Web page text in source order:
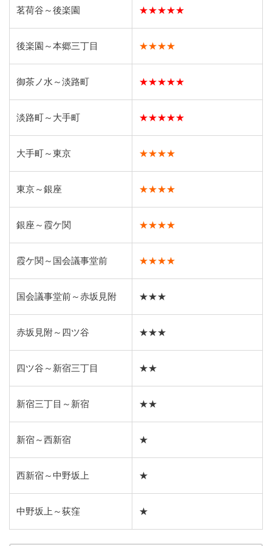
茗荷谷～後楽園 ★★★★★
後楽園～本郷三丁目 ★★★★
御茶ノ水～淡路町 ★★★★★
淡路町～大手町 ★★★★★
大手町～東京 ★★★★
東京～銀座 ★★★★
銀座～霞ケ関 ★★★★
霞ケ関～国会議事堂前 ★★★★
国会議事堂前～赤坂見附 ★★★
赤坂見附～四ツ谷 ★★★
四ツ谷～新宿三丁目 ★★
新宿三丁目～新宿 ★★
新宿～西新宿 ★
西新宿～中野坂上 ★
中野坂上～荻窪 ★